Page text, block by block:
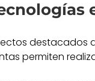
destacados
permiten